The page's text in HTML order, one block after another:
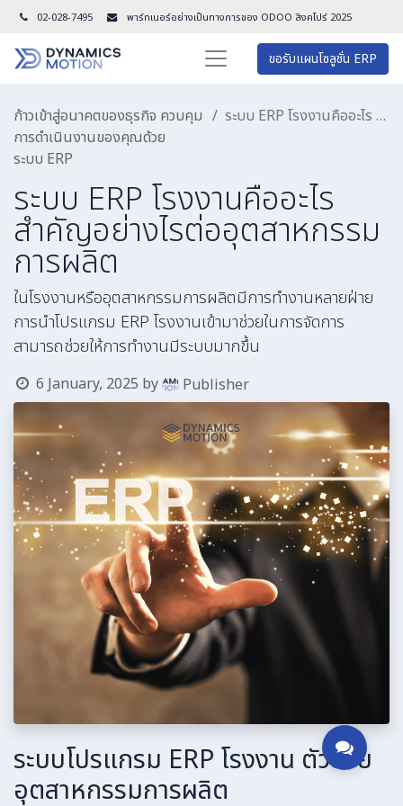
02-028-7495 พาร์ทเนอร์อย่างเป็นทางการของ ODOO สิงคโปร์ 2025
ขอรับแผนโซลูชั่น ERP
ก้าวเข้าสู่อนาคตของธุรกิจ ควบคุม
การดำเนินงานของคุณด้วย
ระบบ ERP
ระบบ ERP โรงงานคืออะไร สำคัญอย่างไรต่ออุตสาหกรรมการผลิต
ระบบ ERP โรงงานคืออะไร
สำคัญอย่างไรต่ออุตสาหกรรม
การผลิต
ในโรงงานหรืออุตสาหกรรมการผลิตมีการทำงานหลายฝ่าย
การนำโปรแกรม ERP โรงงานเข้ามาช่วยในการจัดการ
สามารถช่วยให้การทำงานมีระบบมากขึ้น
6 January, 2025 by Publisher
ระบบโปรแกรม ERP โรงงาน ตัวช่วย
อุตสาหกรรมการผลิต